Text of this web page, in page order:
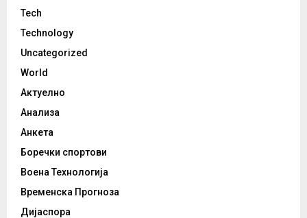
Tech
Technology
Uncategorized
World
Актуелно
Анализа
Анкета
Боречки спортови
Воена Технологија
Временска Прогноза
Дијаспора